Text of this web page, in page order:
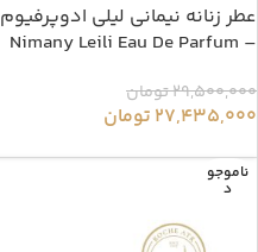
عطر زنانه نیمانی لیلی ادوپرفیوم
– Nimany Leili Eau De Parfum
29,500,000تومان
27,435,000 تومان
ناموجو
د